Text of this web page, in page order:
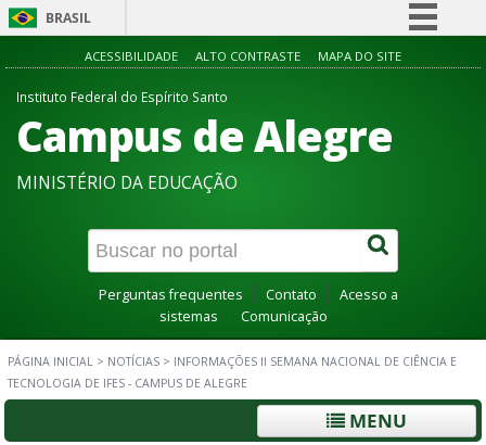
BRASIL
Simplifique!
Acesso à informação
Canais
ACESSIBILIDADE ALTO CONTRASTE MAPA DO SITE
Instituto Federal do Espírito Santo
Campus de Alegre
MINISTÉRIO DA EDUCAÇÃO
Perguntas frequentes Contato
Acesso a
sistemas
Comunicação
PÁGINA INICIAL > NOTÍCIAS > INFORMAÇÕES II SEMANA NACIONAL DE CIÊNCIA E
TECNOLOGIA DE IFES - CAMPUS DE ALEGRE
MENU